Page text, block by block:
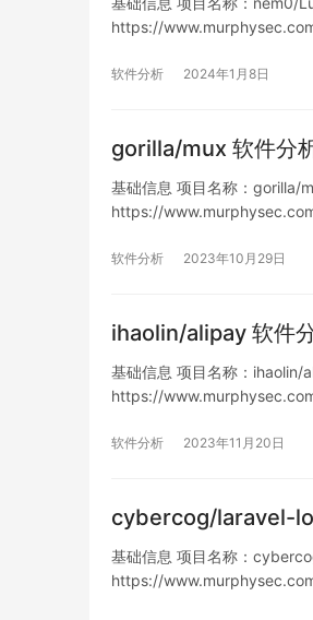
https://
软件分析 2024年1月8日
gorilla/mux 软件分
基础信息 项目名称：gorilla/
https://
软件分析 2023年10月29日
ihaolin/alipay 软件
基础信息 项目名称：
https://
软件分析 2023年11月20日
cybercog/laravel-
基础信息 项目名称：
https://